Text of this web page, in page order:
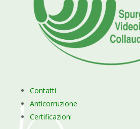
Contatti
Anticorruzione
Certificazioni